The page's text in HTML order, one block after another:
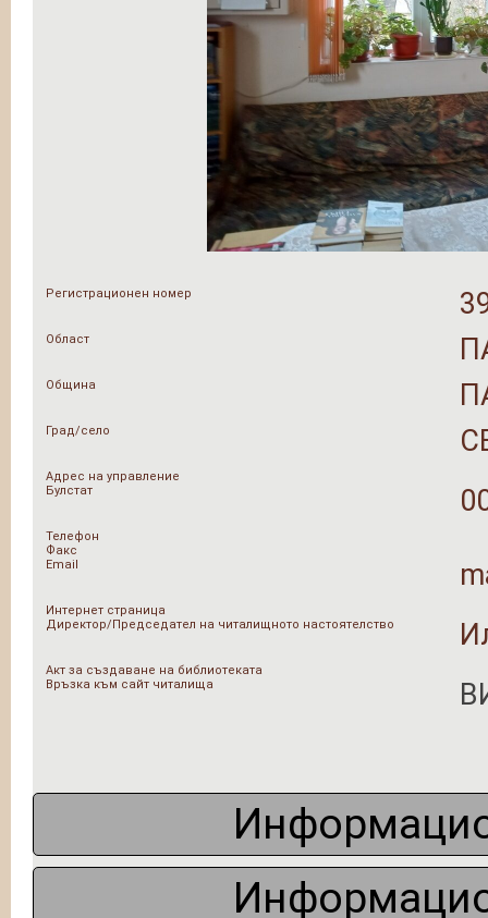
Регистрационен номер
Област
Община
Град/село
Адрес на управление
Булстат
Телефон
Факс
Email
Интернет страница
Директор/Председател на читалищното настоятелство
Акт за създаване на библиотеката
Връзка към сайт читалища